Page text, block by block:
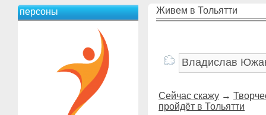
персоны Живем в Тольятти
Сейчас скажу →
пройдёт в Тольятти